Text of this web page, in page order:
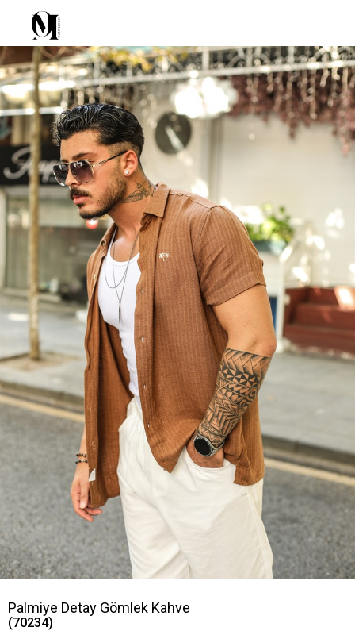
Palmiye Detay Gömlek Kahve
(70234)